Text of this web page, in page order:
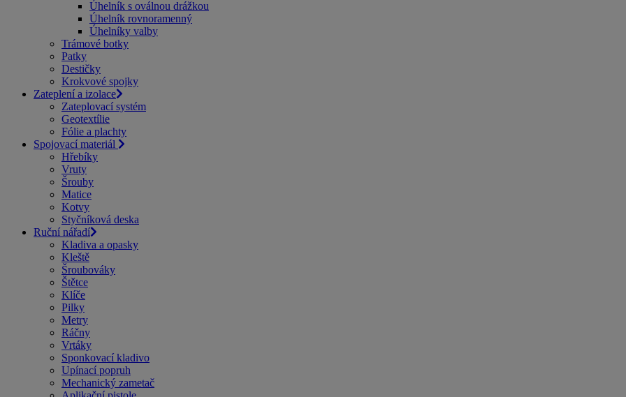
Úhelník s oválnou drážkou
Úhelník rovnoramenný
Úhelníky valby
Trámové botky
Patky
Destičky
Krokvové spojky
Zateplení a izolace
Zateplovací systém
Geotextílie
Fólie a plachty
Spojovací materiál
Hřebíky
Vruty
Šrouby
Matice
Kotvy
Styčníková deska
Ruční nářadí
Kladiva a opasky
Kleště
Šroubováky
Štětce
Klíče
Pilky
Metry
Ráčny
Vrtáky
Sponkovací kladivo
Upínací popruh
Mechanický zametač